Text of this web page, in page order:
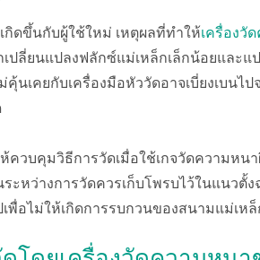
ดขึ้นกับผู้ใช้ใหม่ เหตุผลที่ทำให้เครื่องวั
เปลี่ยนแปลงฟลักซ์แม่เหล็กเล็กน้อยแล
คุ้นเคยกับเครื่องมือหัววัดอาจเบี่ยงเบน
ควบคุมวิธีการวัดเมื่อใช้เกจวัดความหน
ะหว่างการวัดควรเก็บโพรบไว้ในแนวตั้
เพื่อไม่ให้เกิดการรบกวนของสนามแม่เห